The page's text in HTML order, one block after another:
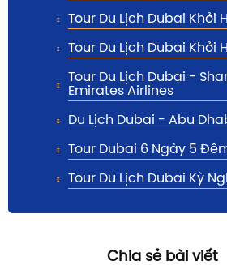
Tour Du Lịch Dubai Khởi
Tour Du Lịch Dubai Khởi
Tour Du Lịch Dubai -
Emirates Airlines
Du Lịch Dubai - Abu
Tour Dubai 6 Ngày 5
Tour Du Lịch Dubai Kỳ
Chia sẻ bài viết